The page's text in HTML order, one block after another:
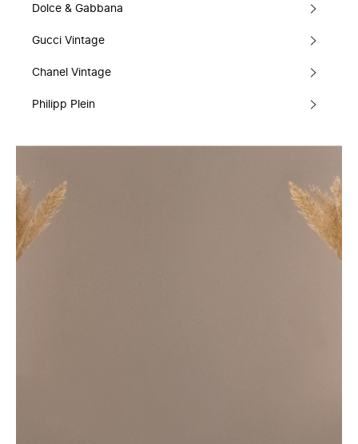
Dolce & Gabbana
Gucci Vintage
Chanel Vintage
Philipp Plein